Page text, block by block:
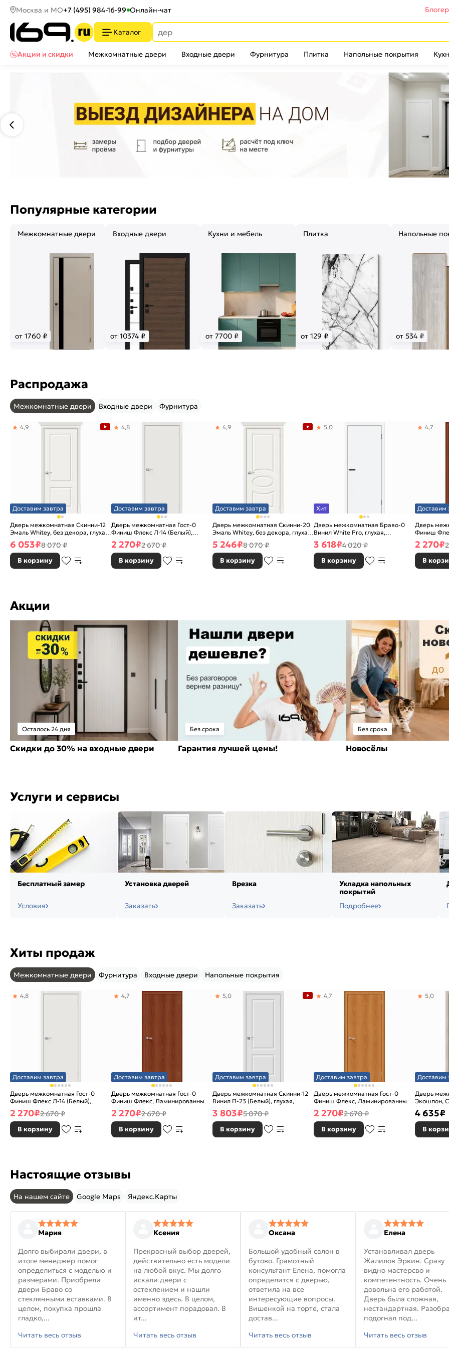
Москва и МО+7 (495) 984-16-99 Онлайн-чат
Каталог
Акции и скидки
Межкомнатные двери Входные двери Фурнитура Плитка Напольные покрытия
Популярные категории
Межкомнатные двери
от 1760 ₽
Входные двери
от 10374 ₽
Кухни и мебель
от 7700 ₽
Плитка
от 129 ₽
Напольные
от 534 ₽
Распродажа
Межкомнатные двери Входные двери Фурнитура
Доставим завтра
Дверь межкомнатная Скинни-12
Эмаль Whitey, без декора, глухая,
без стекла, без кромки, скиновая
4,9
6 053₽8 070 ₽
В корзину
Доставим завтра
Дверь межкомнатная Гост-0
Финиш Флекс Л-14 (Белый),
глухая, каркасно-щитовая
4,8
2 270₽2 670 ₽
В корзину
Доставим завтра
Дверь межкомнатная Скинни-20
Эмаль Whitey, без декора, глухая,
без стекла, без кромки, скиновая
4,9
5 246₽8 070 ₽
В корзину
Хит
Дверь межкомнатная Браво-0
Винил White Pro, глухая,
каркасно-щитовая
5,0
3 618₽4 020 ₽
В корзину
Доставим
Дверь
Финиш
Л-11
каркасно-
4,7
2 270₽
В
Акции
Осталось 24 дня
Скидки до 30% на входные двери
Без срока
Гарантия лучшей цены!
Без срока
Новосёлы
Услуги и сервисы
Бесплатный замер
Условия
Установка дверей
Заказать
Врезка
Заказать
Укладка напольных
покрытий
Подробнее
Хиты продаж
Межкомнатные двери Фурнитура Входные двери Напольные покрытия
Доставим завтра
Дверь межкомнатная Гост-0
Финиш Флекс Л-14 (Белый),
глухая, каркасно-щитовая
4,8
2 270₽2 670 ₽
В корзину
Доставим завтра
Дверь межкомнатная Гост-0
Финиш Флекс, Ламинированные
Л-11 (ИталОрех), глухая,
каркасно-щитовая
4,7
2 270₽2 670 ₽
В корзину
Доставим завтра
Дверь межкомнатная Скинни-12
Винил П-23 (Белый), глухая,
скиновая
5,0
3 803₽5 070 ₽
В корзину
Доставим завтра
Дверь межкомнатная Гост-0
Финиш Флекс, Ламинированные
Л-12 (МиланОрех), глухая,
каркасно-щитовая
4,7
2 270₽2 670 ₽
В корзину
Доставим
Дверь
Экошпон,
5,0
4 635₽
В
Настоящие отзывы
На нашем сайте Google Maps Яндекс.Карты
Мария
Долго выбирали двери, в
итоге менеджер помог
определиться с моделью и
размерами. Приобрели
двери Браво со
стеклянными вставками. В
целом, покупка прошла
гладко,...
Читать весь отзыв
Ксения
Прекрасный выбор дверей,
действительно есть модели
на любой вкус. Мы долго
искали двери с
остеклением и нашли
именно здесь. В целом,
ассортимент порадовал. В
ит...
Читать весь отзыв
Оксана
Большой удобный салон в
бутово. Грамотный
консультант Елена, помогла
определится с дверью,
ответила на все
интересующие вопросы.
Вишенкой на торте, стала
достав...
Читать весь отзыв
Елена
Устанавливал дверь
Жалилов Эркин. Сразу
видно мастерсво и
компетентность. Очень
довольна его работой.
Дверь была сложная,
нестандартная.
подогнал под...
Читать весь отзыв